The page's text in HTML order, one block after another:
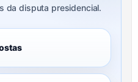
da disputa presidencial.